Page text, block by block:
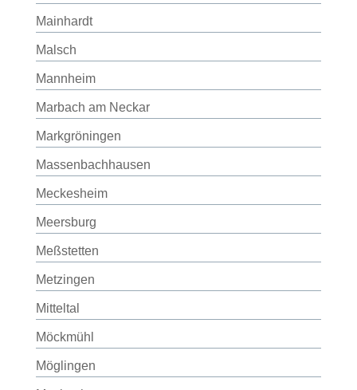
Mainhardt
Malsch
Mannheim
Marbach am Neckar
Markgröningen
Massenbachhausen
Meckesheim
Meersburg
Meßstetten
Metzingen
Mitteltal
Möckmühl
Möglingen